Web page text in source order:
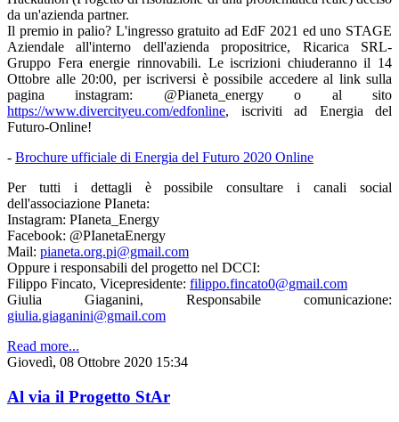
da un'azienda partner.
Il premio in palio? L'ingresso gratuito ad EdF 2021 ed uno STAGE
Aziendale all'interno dell'azienda propositrice, Ricarica SRL-
Gruppo Fera energie rinnovabili. Le iscrizioni chiuderanno il 14
Ottobre alle 20:00, per iscriversi è possibile accedere al link sulla
pagina instagram: @Pianeta_energy o al sito
https://www.divercityeu.com/edfonline, iscriviti ad Energia del
Futuro-Online!
- Brochure ufficiale di Energia del Futuro 2020 Online
Per tutti i dettagli è possibile consultare i canali social
dell'associazione PIaneta:
Instagram: PIaneta_Energy
Facebook: @PIanetaEnergy
Mail: pianeta.org.pi@gmail.com
Oppure i responsabili del progetto nel DCCI:
Filippo Fincato, Vicepresidente: filippo.fincato0@gmail.com
Giulia Giaganini, Responsabile comunicazione:
giulia.giaganini@gmail.com
Read more...
Giovedì, 08 Ottobre 2020 15:34
Al via il Progetto StAr